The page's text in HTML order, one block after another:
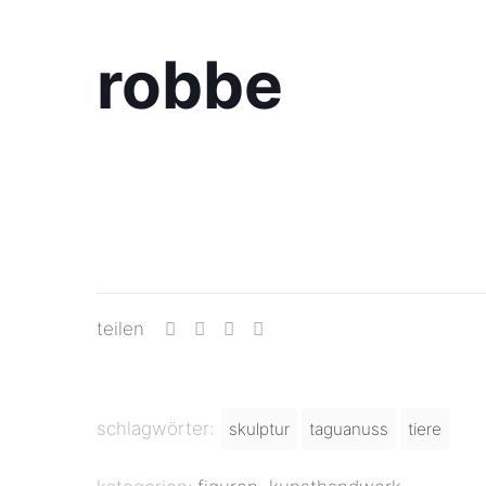
robbe
teilen
schlagwörter: skulptur taguanuss tiere